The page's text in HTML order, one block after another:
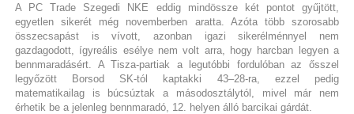
A PC Trade Szegedi NKE eddig mindössze két pontot gyűjtött,
egyetlen sikerét még novemberben aratta. Azóta több szorosabb
összecsapást is vívott, azonban igazi sikerélménnyel nem
gazdagodott, ígyreális esélye nem volt arra, hogy harcban legyen a
bennmaradásért. A Tisza-partiak a legutóbbi fordulóban az ősszel
legyőzött Borsod SK-tól kaptakki 43–28-ra, ezzel pedig
matematikailag is búcsúztak a másodosztálytól, mivel már nem
érhetik be a jelenleg bennmaradó, 12. helyen álló barcikai gárdát.